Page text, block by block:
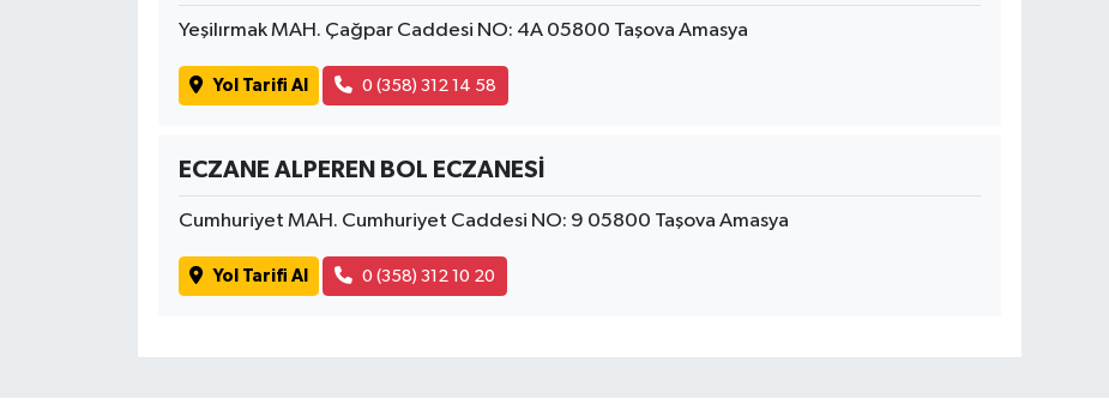
Yeşilırmak MAH. Çağpar Caddesi NO: 4A 05800 Taşova Amasya
Yol Tarifi Al 0 (358) 312 14 58
ECZANE ALPEREN BOL ECZANESİ
Cumhuriyet MAH. Cumhuriyet Caddesi NO: 9 05800 Taşova Amasya
Yol Tarifi Al 0 (358) 312 10 20